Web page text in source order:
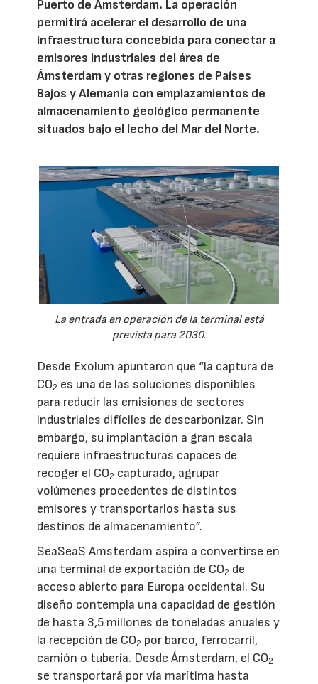
Puerto de Ámsterdam. La operación
permitirá acelerar el desarrollo de una
infraestructura concebida para conectar a
emisores industriales del área de
Ámsterdam y otras regiones de Países
Bajos y Alemania con emplazamientos de
almacenamiento geológico permanente
situados bajo el lecho del Mar del Norte.
La entrada en operación de la terminal está
prevista para 2030.
Desde Exolum apuntaron que “la captura de
CO2 es una de las soluciones disponibles
para reducir las emisiones de sectores
industriales difíciles de descarbonizar. Sin
embargo, su implantación a gran escala
requiere infraestructuras capaces de
recoger el CO2 capturado, agrupar
volúmenes procedentes de distintos
emisores y transportarlos hasta sus
destinos de almacenamiento”.
SeaSeaS Amsterdam aspira a convertirse en
una terminal de exportación de CO2 de
acceso abierto para Europa occidental. Su
diseño contempla una capacidad de gestión
de hasta 3,5 millones de toneladas anuales y
la recepción de CO2 por barco, ferrocarril,
camión o tubería. Desde Ámsterdam, el CO2
se transportará por vía marítima hasta